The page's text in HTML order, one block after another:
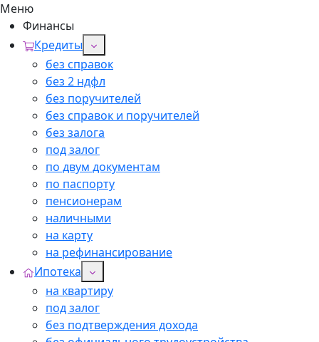
Меню
Финансы
Кредиты
без справок
без 2 ндфл
без поручителей
без справок и поручителей
без залога
под залог
по двум документам
по паспорту
пенсионерам
наличными
на карту
на рефинансирование
Ипотека
на квартиру
под залог
без подтверждения дохода